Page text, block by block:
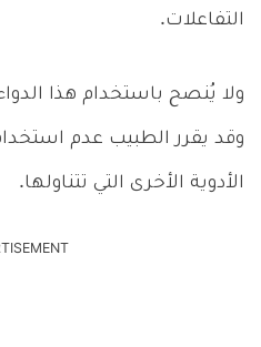
التفاعلات.
ولا يُنصح باستخدام هذا
وقد يقرر الطبيب عدم
الأدوية الأخرى التي تتناولها.